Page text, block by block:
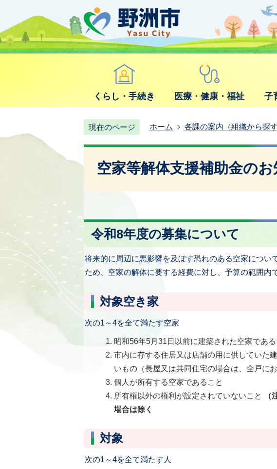
くらし・手続き 医療・健康・福祉 子
現在のページ ホーム 各課の案内（組織から探す
空家等解体支援補助金の
令和8年度の募集について
将来的に周辺に悪影響を及ぼす恐れのある空家につい
ため、空家の解体に要する経費に対し、予算の範囲内
対象空き家
次の1～4を全て満たす空家
昭和56年5月31日以前に建築された空家である
市内に存する住居又は店舗の用に供していた
いもの（長屋又は共同住宅の場合は、全戸に
個人が所有する空家であること
所有権以外の権利が設定されていないこと
（
場合は除く
対象
次の1～4を全て満たす人